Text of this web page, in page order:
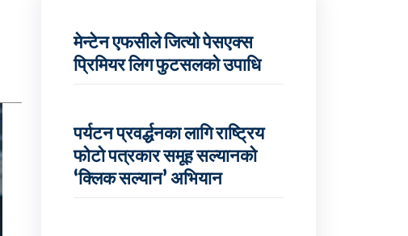
मेन्टेन एफसीले जित्यो पेसएक्स
प्रिमियर लिग फुटसलको उपाधि
पर्यटन प्रवर्द्धनका लागि राष्ट्रिय
फोटो पत्रकार समूह सल्यानको
‘क्लिक सल्यान’ अभियान